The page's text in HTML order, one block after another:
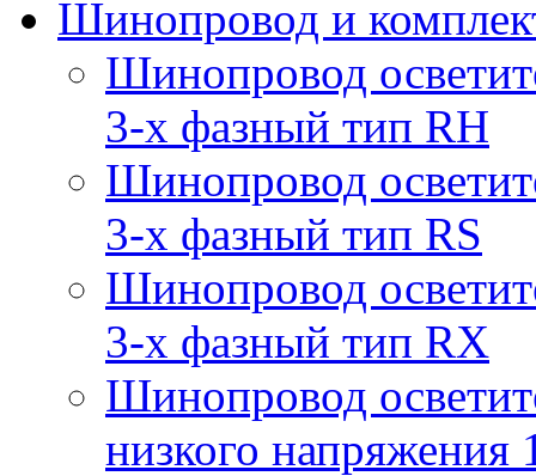
Шинопровод и
Шинопровод
3-х фазный тип RH
Шинопровод
3-х фазный тип RS
Шинопровод
3-х фазный тип RX
Шинопровод
низкого напряжения